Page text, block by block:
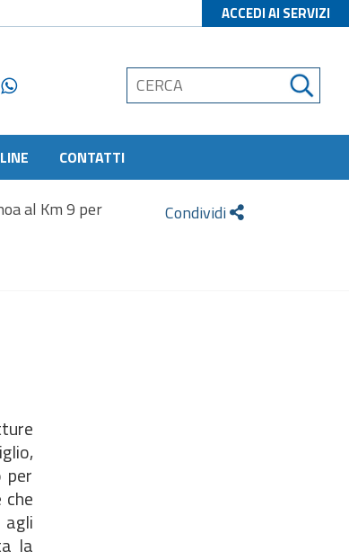
ACCEDI AI SERVIZI
CONTATTI
al Km 9 per Condividi
per
agli
la